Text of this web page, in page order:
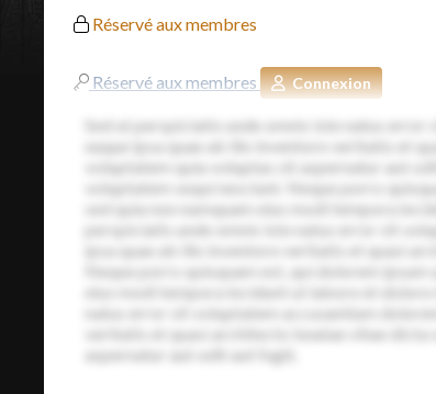
Réservé aux membres
Réservé aux membres Connexion
Sed ut perspiciatis unde omnis iste natus
eaque ipsa quae ab illo inventore veritatis et
voluptatem quia voluptas sit aspernatur aut
voluptatem sequi nesciunt. Neque porro
sed quia non numquam eius modi tempora
perspiciatis unde omnis iste natus error sit
ipsa quae ab illo inventore veritatis et quasi
Neque porro quisquam est, qui dolorem
eius modi tempora incidunt ut labore et
natus error sit voluptatem accusantium
veritatis et quasi architecto beatae vitae
aspernatur aut odit aut fugit,